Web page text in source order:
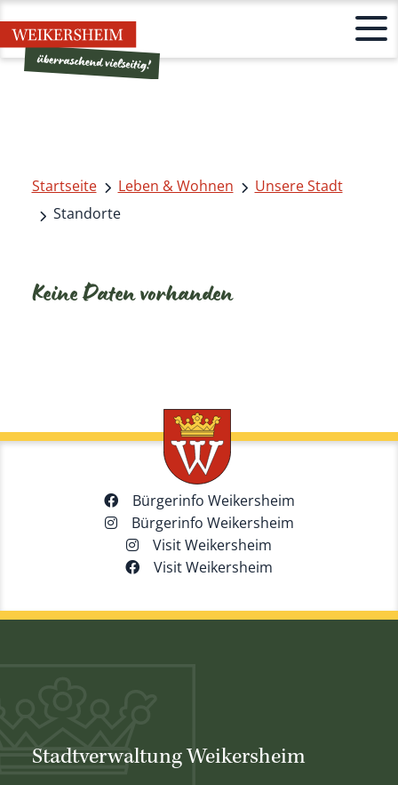
Startseite Leben & Wohnen
Unsere Stadt
Standorte
Keine Daten vorhanden
Bürgerinfo Weikersheim
Bürgerinfo Weikersheim
Visit Weikersheim
Visit Weikersheim
Stadtverwaltung Weikersheim